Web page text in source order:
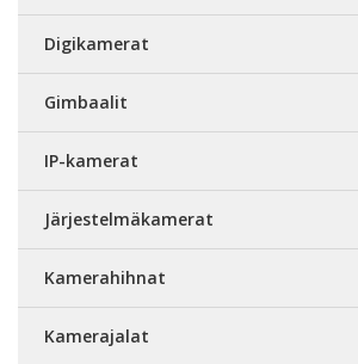
Digikamerat
Gimbaalit
IP-kamerat
Järjestelmäkamerat
Kamerahihnat
Kamerajalat